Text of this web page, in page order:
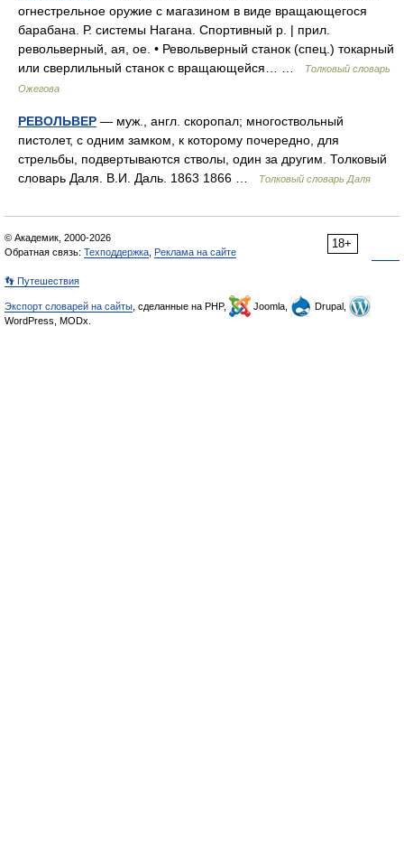
огнестрельное оружие с магазином в виде вращающегося
барабана. Р. системы Нагана. Спортивный р. | прил.
револьверный, ая, ое. • Револьверный станок (спец.) токарный
или сверлильный станок с вращающейся… …
Толковый словарь
Ожегова
РЕВОЛЬВЕР — муж., англ. скоропал; многоствольный
пистолет, с одним замком, к которому почередно, для
стрельбы, подвертываются стволы, один за другим. Толковый
словарь Даля. В.И. Даль. 1863 1866 …
Толковый словарь Даля
18+
© Академик, 2000-2026
Обратная связь: Техподдержка Реклама на сайте
👣 Путешествия
Экспорт словарей на сайты , сделанные на PHP, Joomla,
Drupal,
WordPress, MODx.